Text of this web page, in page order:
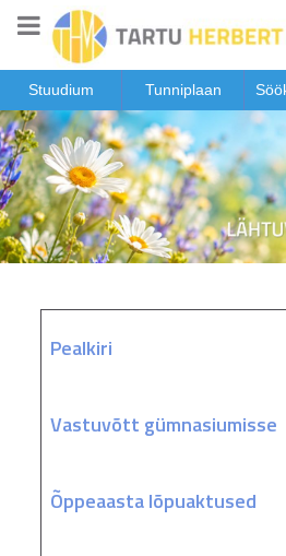
Stuudium Tunniplaan
Pealkiri
Vastuvõtt gümnasiumisse
Õppeaasta lõpuaktused